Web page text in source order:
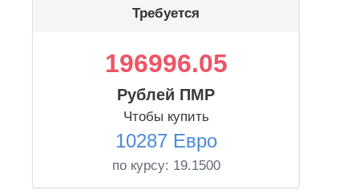
Требуется
196996.05
Рублей ПМР
Чтобы купить
10287 Евро
по курсу: 19.1500